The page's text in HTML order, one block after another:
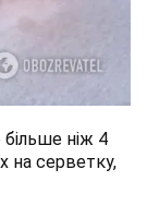
ніж 4
на серветку,